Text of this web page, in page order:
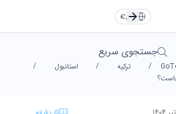
FA
/
€
TR English
فارسی FA AR/ ترکیه / استانبول
/
جستجوی سریع
TR English
فارسی FA AR